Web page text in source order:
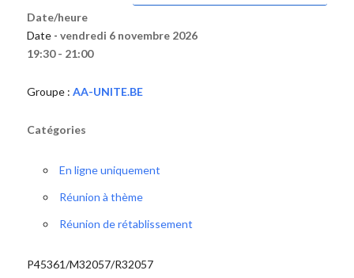
Date/heure
Date - vendredi 6 novembre 2026
19:30 - 21:00
Groupe : AA-UNITE.BE
Catégories
En ligne uniquement
Réunion à thème
Réunion de rétablissement
P45361/M32057/R32057